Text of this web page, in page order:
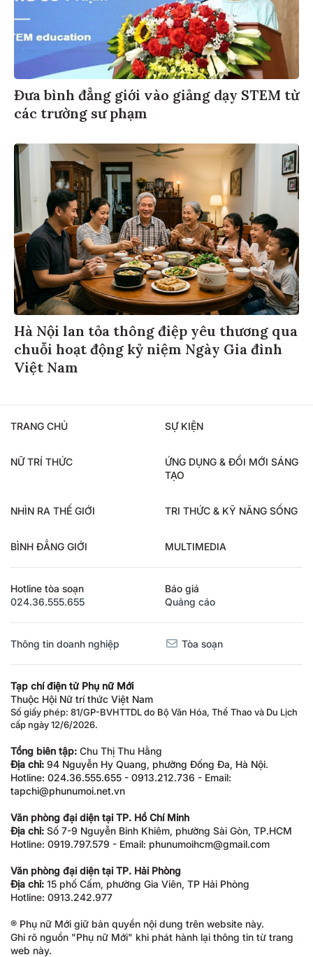
Đưa bình đẳng giới vào giảng dạy STEM từ
các trường sư phạm
Hà Nội lan tỏa thông điệp yêu thương qua
chuỗi hoạt động kỷ niệm Ngày Gia đình
Việt Nam
TRANG CHỦ SỰ KIỆN
NỮ TRÍ THỨC
ỨNG DỤNG & ĐỔI MỚI SÁNG
TẠO
NHÌN RA THẾ GIỚI TRI THỨC & KỸ NĂNG SỐNG
BÌNH ĐẲNG GIỚI MULTIMEDIA
Hotline tòa soạn
024.36.555.655
Báo giá
Quảng cáo
Thông tin doanh nghiệp Tòa soạn
Tạp chí điện tử Phụ nữ Mới
Thuộc Hội Nữ trí thức Việt Nam
Số giấy phép: 81/GP-BVHTTDL do Bộ Văn Hóa, Thể Thao và Du Lịch
cấp ngày 12/6/2026.
Tổng biên tập: Chu Thị Thu Hằng
Địa chỉ: 94 Nguyễn Hy Quang, phường Đống Đa, Hà Nội.
Hotline: 024.36.555.655 - 0913.212.736 - Email:
tapchi@phunumoi.net.vn
Văn phòng đại diện tại TP. Hồ Chí Minh
Địa chỉ: Số 7-9 Nguyễn Bỉnh Khiêm, phường Sài Gòn, TP.HCM
Hotline: 0919.797.579 - Email: phunumoihcm@gmail.com
Văn phòng đại diện tại TP. Hải Phòng
Địa chỉ: 15 phố Cấm, phường Gia Viên, TP Hải Phòng
Hotline: 0913.242.977
® Phụ nữ Mới giữ bản quyền nội dung trên website này.
Ghi rõ nguồn "Phụ nữ Mới" khi phát hành lại thông tin từ trang
web này.